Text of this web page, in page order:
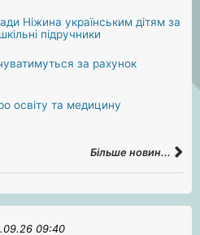
Ніжина українським дітям за
підручники
за рахунок
освіту та медицину
Більше новин...
09:40